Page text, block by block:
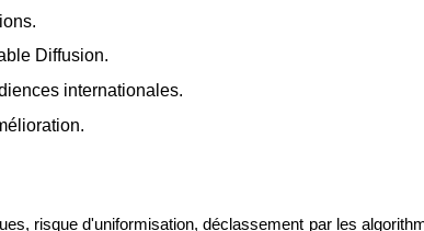
Diffusion.
internationales.
risque d'uniformisation, déclassement par les